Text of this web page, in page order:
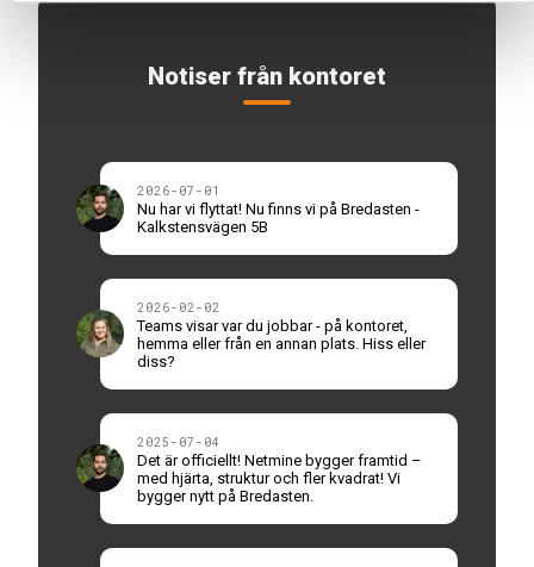
Notiser från kontoret
2026-07-01
Nu har vi flyttat! Nu finns vi på Bredasten -
Kalkstensvägen 5B
2026-02-02
Teams visar var du jobbar - på kontoret,
hemma eller från en annan plats. Hiss eller
diss?
2025-07-04
Det är officiellt! Netmine bygger framtid –
med hjärta, struktur och fler kvadrat! Vi
bygger nytt på Bredasten.